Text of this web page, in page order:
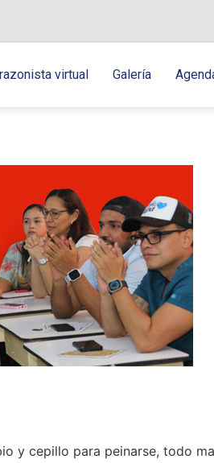
virtual Galería
y cepillo para peinarse, todo